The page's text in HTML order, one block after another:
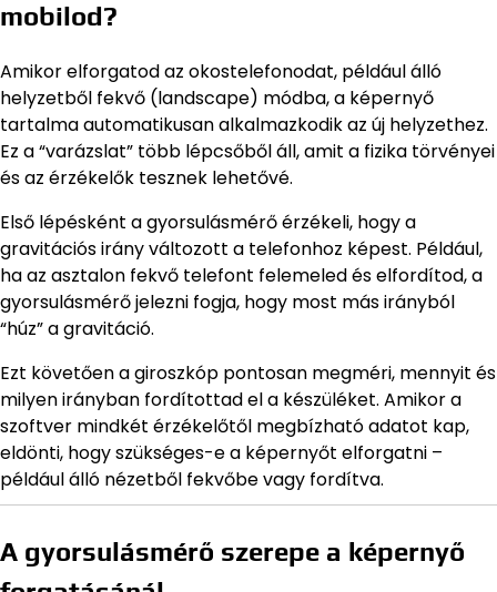
mobilod?
Amikor elforgatod az okostelefonodat, például álló
helyzetből fekvő (landscape) módba, a képernyő
tartalma automatikusan alkalmazkodik az új helyzethez.
Ez a “varázslat” több lépcsőből áll, amit a fizika törvényei
és az érzékelők tesznek lehetővé.
Első lépésként a gyorsulásmérő érzékeli, hogy a
gravitációs irány változott a telefonhoz képest. Például,
ha az asztalon fekvő telefont felemeled és elfordítod, a
gyorsulásmérő jelezni fogja, hogy most más irányból
“húz” a gravitáció.
Ezt követően a giroszkóp pontosan megméri, mennyit és
milyen irányban fordítottad el a készüléket. Amikor a
szoftver mindkét érzékelőtől megbízható adatot kap,
eldönti, hogy szükséges-e a képernyőt elforgatni –
például álló nézetből fekvőbe vagy fordítva.
A gyorsulásmérő szerepe a képernyő